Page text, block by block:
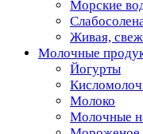
Морские
Живая,
Молочные
Йогурты
Молоко
Молочные